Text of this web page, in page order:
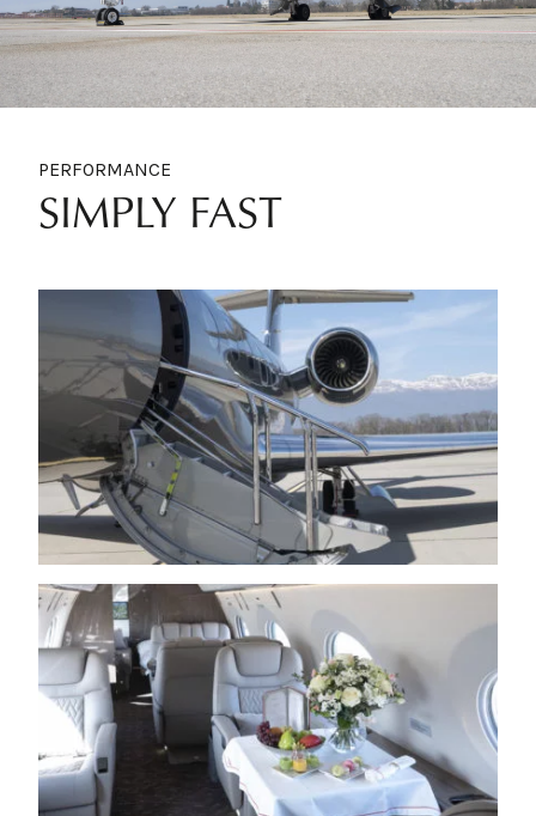
PERFORMANCE
SIMPLY FAST